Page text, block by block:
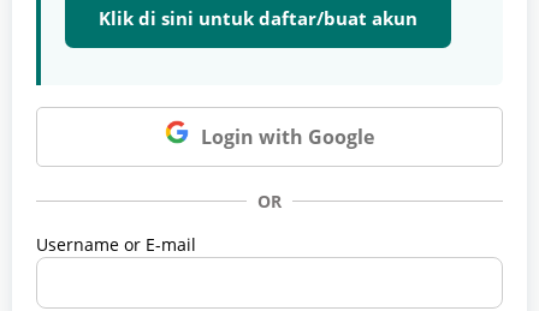
Klik di sini untuk daftar/buat akun
Login with Google
OR
Username or E-mail